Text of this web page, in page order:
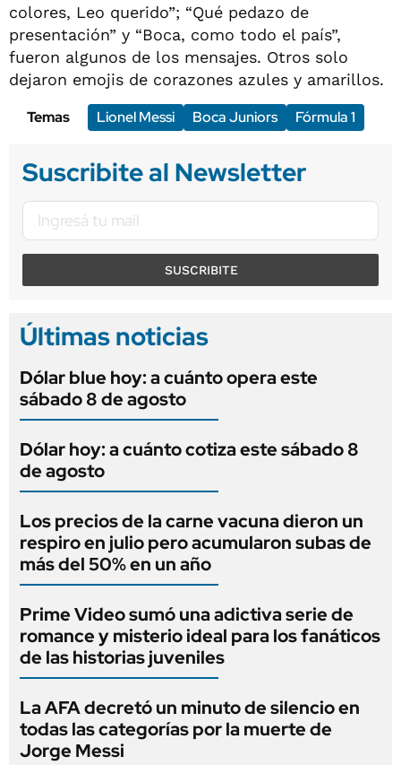
colores, Leo querido”; “Qué pedazo de
presentación” y “Boca, como todo el país”,
fueron algunos de los mensajes. Otros solo
dejaron emojis de corazones azules y amarillos.
Temas
Lionel Messi Boca Juniors Fórmula 1
Suscribite al Newsletter
SUSCRIBITE
Últimas noticias
Dólar blue hoy: a cuánto opera este
sábado 8 de agosto
Dólar hoy: a cuánto cotiza este sábado 8
de agosto
Los precios de la carne vacuna dieron un
respiro en julio pero acumularon subas de
más del 50% en un año
Prime Video sumó una adictiva serie de
romance y misterio ideal para los fanáticos
de las historias juveniles
La AFA decretó un minuto de silencio en
todas las categorías por la muerte de
Jorge Messi